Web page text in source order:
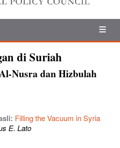
di Suriah
Nusra dan Hizbulah
Filling the Vacuum in Syria
E. Lato